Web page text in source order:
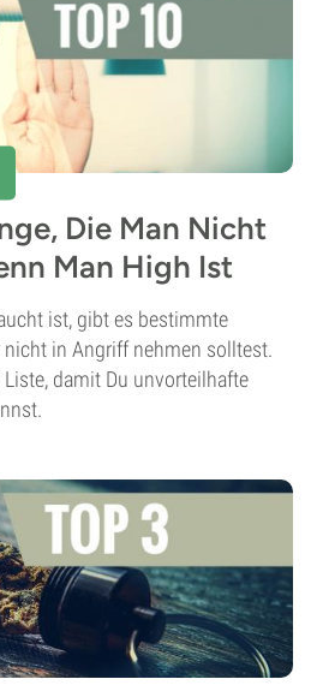
Die Man Nicht
Man High Ist
ist, gibt es bestimmte
nicht in Angriff nehmen solltest.
damit Du unvorteilhafte